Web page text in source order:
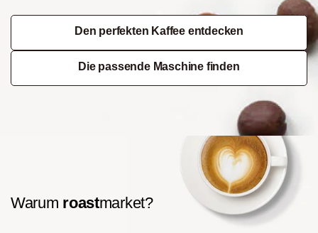
Den perfekten Kaffee entdecken
Die passende Maschine finden
Warum roastmarket?